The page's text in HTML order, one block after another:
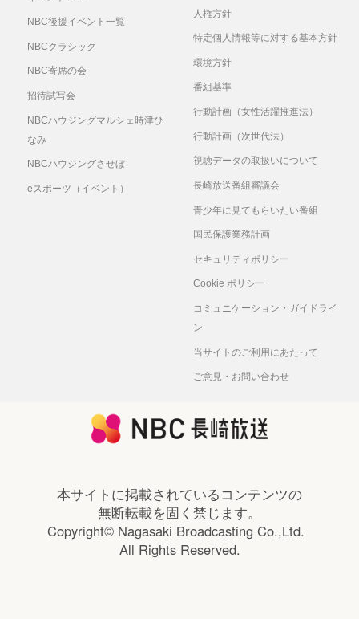
NBC後援イベント一覧
NBCクラシック
NBC寄席の会
招待試写会
NBCハウジングマルシェ時津ひ
なみ
NBCハウジングさせぼ
eスポーツ（イベント）
人権方針
特定個人情報等に対する基本方針
環境方針
番組基準
行動計画（女性活躍推進法）
行動計画（次世代法）
視聴データの取扱いについて
長崎放送番組審議会
青少年に見てもらいたい番組
国民保護業務計画
セキュリティポリシー
Cookie ポリシー
コミュニケーション・ガイドライ
ン
当サイトのご利用にあたって
ご意見・お問い合わせ
本サイトに掲載されているコンテンツの
無断転載を固く禁じます。
Copyright© Nagasaki Broadcasting Co.,Ltd.
All Rights Reserved.